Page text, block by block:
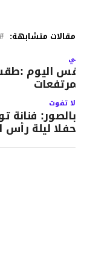
مقالات متشابهة:
اليوم
لا تفوت
بالصور: فنانة
حفلا ليلة رأس